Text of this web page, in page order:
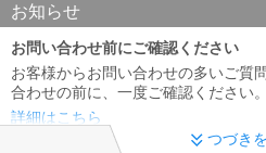
お知らせ
お問い合わせ前にご確認ください
お客様からお問い合わせの多いご質
合わせの前に、一度ご確認ください。
詳細はこちら
つづき